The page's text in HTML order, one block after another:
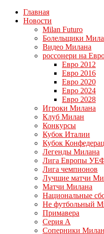
Главная
Новости
Milan Futuro
Болельщики
Видео Милана
россонери на
Евро 2012
Евро 2016
Евро 2020
Евро 2024
Евро 2028
Игроки Милана
Клуб Милан
Конкурсы
Кубок Италии
Кубок
Легенды Милана
Лига Европы
Лига чемпионов
Лучшие матчи
Матчи Милана
Национальные
Не футбольный
Примавера
Серия А
Соперники